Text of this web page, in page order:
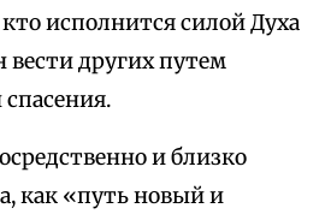
исполнится силой Духа
вести других путем
и близко
как «путь новый и